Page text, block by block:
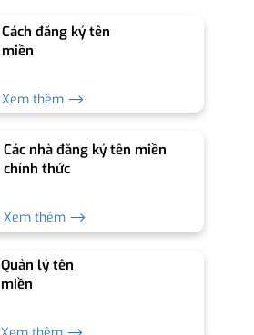
Cách đăng ký tên
miền
Xem thêm ⟶
Các nhà đăng ký tên miền
chính thức
Xem thêm ⟶
Quản lý tên
miền